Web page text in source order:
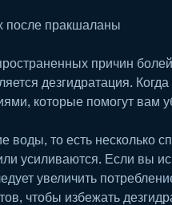
после пракшаланы
причин
дезгидратация.
которые помогут вам
воды, то есть несколько
усиливаются. Если вы
увеличить
чтобы избежать